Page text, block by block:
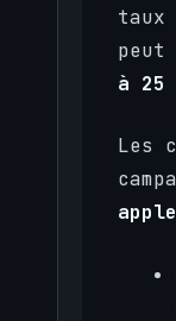
taux
peut
à 25
Les
apple